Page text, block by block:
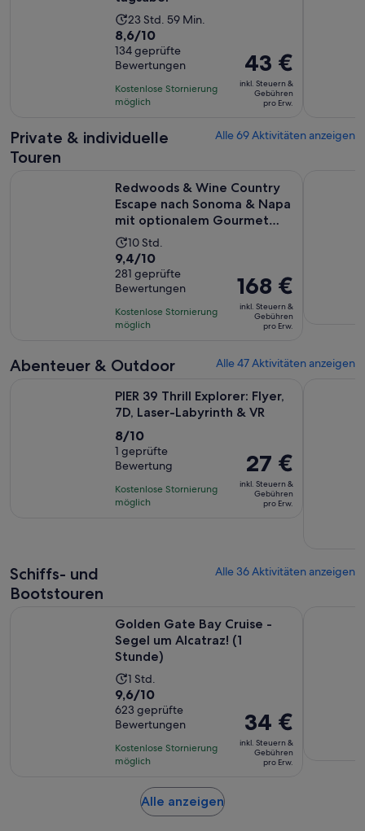
Die
Aktivität
dauert
23
Stunden
und
Minuten
23 Std. 59 Min.
8.6
von
10,
basierend
auf
Bewertungen.
8,6/10
134 geprüfte
Bewertungen
Kostenlose Stornierung
möglich
Der
Preis
beträgt
43 €
Erw.
43 €
inkl. Steuern &
Gebühren
pro Erw.
Private & individuelle
Touren
Alle 69 Aktivitäten anzeigen
Redwoods & Wine Country
Escape nach Sonoma & Napa
mit optionalem Gourmet
Lu...Die
Aktivität
dauert
10
Stunden
10 Std.
9.4
von
10,
basierend
auf
Bewertungen.
9,4/10
281 geprüfte
Bewertungen
Kostenlose Stornierung
möglich
Der
Preis
beträgt
168 €
Erw.
168 €
inkl. Steuern &
Gebühren
pro Erw.
Abenteuer & Outdoor Alle 47 Aktivitäten anzeigen
PIER 39 Thrill Explorer: Flyer,
7D, Laser-Labyrinth & VR
8.0
von
10,
basierend
auf
8/10
1 geprüfte
Bewertung
Kostenlose Stornierung
möglich
Der
Preis
beträgt
27 €
27 €
inkl. Steuern &
Gebühren
pro Erw.
Schiffs- und
Bootstouren
Alle 36 Aktivitäten anzeigen
Golden Gate Bay Cruise -
Segel um Alcatraz! (1
Stunde)
Die
Aktivität
dauert
1 Stunde
1 Std.
9.6
von
10,
basierend
auf
Bewertungen.
9,6/10
623 geprüfte
Bewertungen
Kostenlose Stornierung
möglich
Der
Preis
beträgt
34 €
34 €
inkl. Steuern &
Gebühren
pro Erw.
Alle anzeigenWird